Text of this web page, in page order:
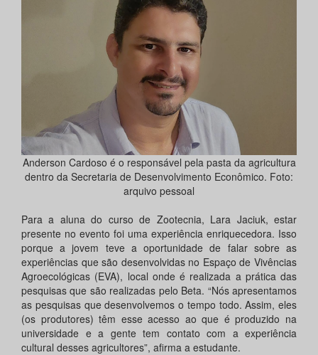
Anderson Cardoso é o responsável pela pasta da agricultura
dentro da Secretaria de Desenvolvimento Econômico. Foto:
arquivo pessoal
Para a aluna do curso de Zootecnia, Lara Jaciuk, estar
presente no evento foi uma experiência enriquecedora. Isso
porque a jovem teve a oportunidade de falar sobre as
experiências que são desenvolvidas no Espaço de Vivências
Agroecológicas (EVA), local onde é realizada a prática das
pesquisas que são realizadas pelo Beta. “Nós apresentamos
as pesquisas que desenvolvemos o tempo todo. Assim, eles
(os produtores) têm esse acesso ao que é produzido na
universidade e a gente tem contato com a experiência
cultural desses agricultores”, afirma a estudante.